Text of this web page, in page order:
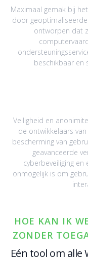
Maximaal gemak bij
door
ontworpen dat
beschikbaar en
Veiligheid en
de ontwikkelaars
bescherming van
geavanceerde
cyberbeveiliging
onmogelijk is om
HOE KAN IK
ZONDER
Eén tool om